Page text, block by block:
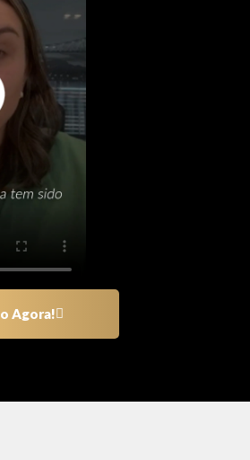
Agora!